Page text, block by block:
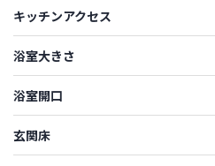
キッチンアクセス
浴室大きさ
浴室開口
玄関床